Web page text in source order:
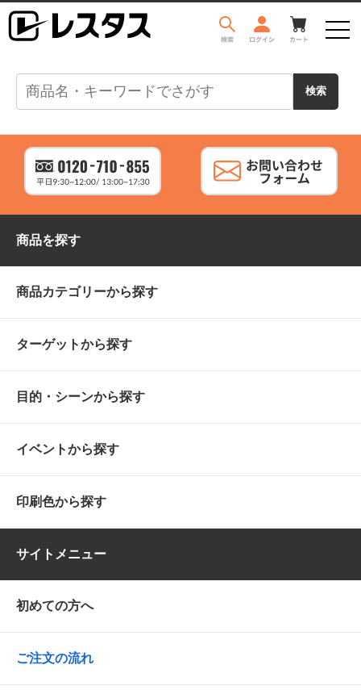
商品を探す
商品カテゴリーから探す
ターゲットから探す
目的・シーンから探す
イベントから探す
印刷色から探す
サイトメニュー
初めての方へ
ご注文の流れ